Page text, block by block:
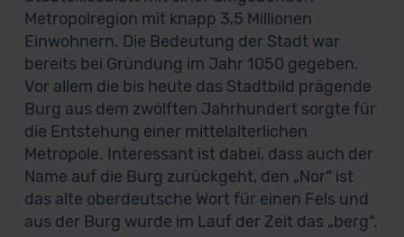
Metropolregion mit knapp 3,5 Millionen
Einwohnern. Die Bedeutung der Stadt war
bereits bei Gründung im Jahr 1050 gegeben.
Vor allem die bis heute das Stadtbild prägende
Burg aus dem zwölften Jahrhundert sorgte für
die Entstehung einer mittelalterlichen
Metropole. Interessant ist dabei, dass auch der
Name auf die Burg zurückgeht, den „Nor“ ist
das alte oberdeutsche Wort für einen Fels und
aus der Burg wurde im Lauf der Zeit das „berg“.